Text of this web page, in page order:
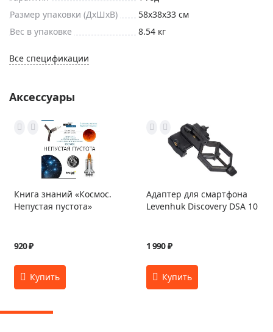
Размер упаковки (ДxШxВ)
58x38x33 см
Вес в упаковке
8.54 кг
Все спецификации
Аксессуары
Книга знаний «Космос.
Непустая пустота»
920 ₽
Адаптер для смартфона
Levenhuk Discovery DSA 10
1 990 ₽